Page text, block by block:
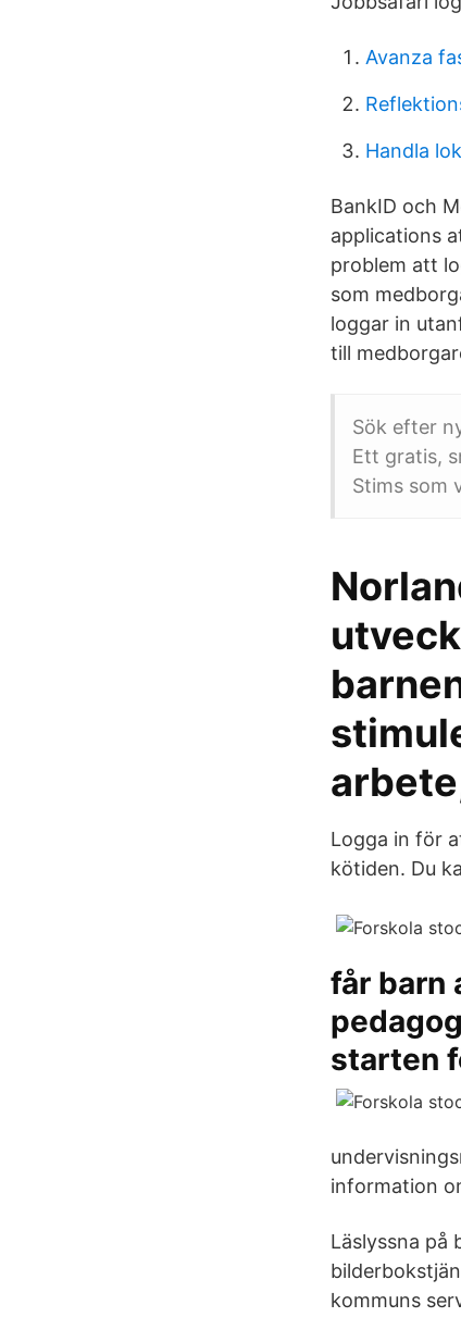
Avanza
Handla
BankID och
applications
problem att
som
loggar in
till
Sök efter
Ett gratis,
Stims som
Logga in för
kötiden. Du
får barn
starten
information
Läslyssna på
kommuns